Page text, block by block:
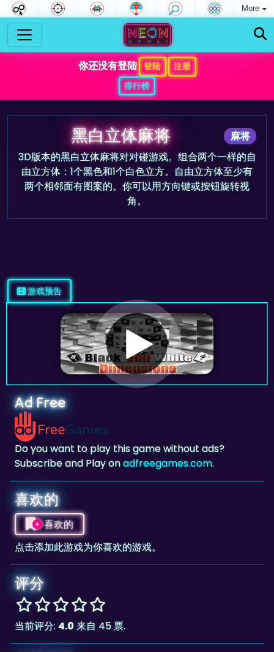
More
你还没有登陆 登陆
注册
排行榜
麻将
黑白立体麻将
3D版本的黑白立体麻将对对碰游戏。组合两个一样的自
由立方体：1个黑色和1个白色立方。自由立方体至少有
两个相邻面有图案的。你可以用方向键或按钮旋转视
角。
游戏预告
Ad Free
Do you want to play this game without ads?
Subscribe and Play onadfreegames.com.
喜欢的
喜欢的
点击添加此游戏为你喜欢的游戏。
评分
当前评分:4.0来自 45 票.